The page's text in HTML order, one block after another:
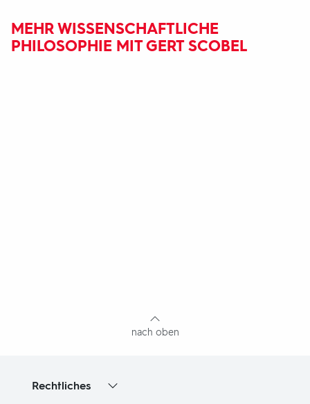
MEHR WISSENSCHAFTLICHE
PHILOSOPHIE MIT GERT SCOBEL
nach oben
Rechtliches